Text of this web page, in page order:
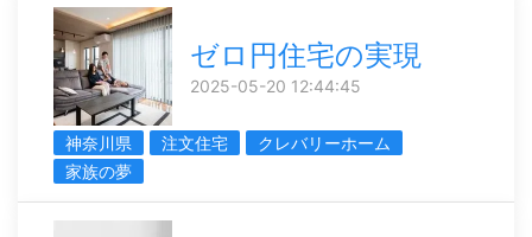
ゼロ円住宅の実現
2025-05-20 12:44:45
神奈川県 注文住宅
クレバリーホーム
家族の夢